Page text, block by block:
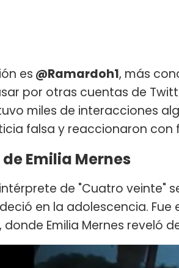
es @Ramardoh1, más
por otras cuentas de
miles de interacciones
falsa y reaccionaron con
Emilia Mernes
de "Cuatro veinte"
en la adolescencia. Fue
, donde Emilia Mernes reveló